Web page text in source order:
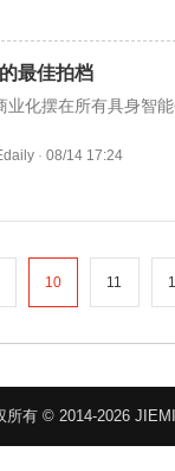
最佳拍档
业化摆在所有具身智
· 08/14 17:24
10 11
所有 © 2014-2026